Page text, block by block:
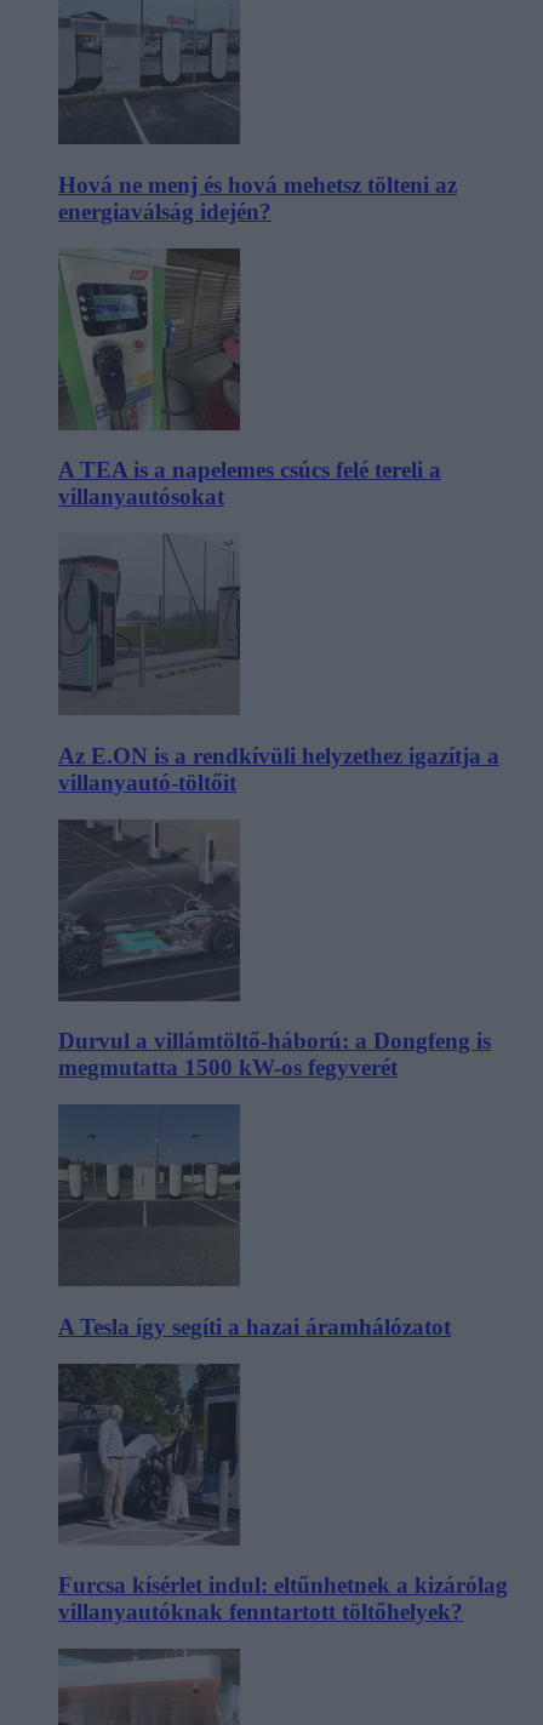
Hová ne menj és hová mehetsz tölteni az
energiaválság idején?
A TEA is a napelemes csúcs felé tereli a
villanyautósokat
Az E.ON is a rendkívüli helyzethez igazítja a
villanyautó-töltőit
Durvul a villámtöltő-háború: a Dongfeng is
megmutatta 1500 kW-os fegyverét
A Tesla így segíti a hazai áramhálózatot
Furcsa kísérlet indul: eltűnhetnek a kizárólag
villanyautóknak fenntartott töltőhelyek?